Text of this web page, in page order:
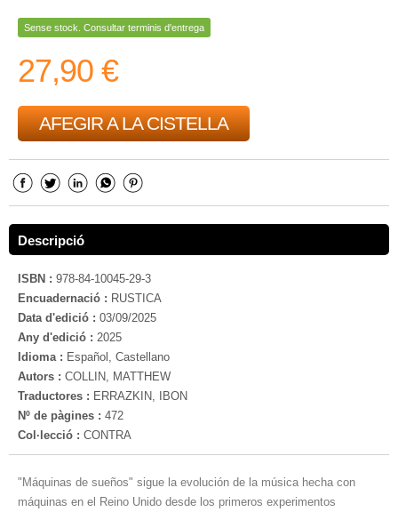
Sense stock. Consultar terminis d'entrega
27,90 €
AFEGIR A LA CISTELLA
Descripció
ISBN : 978-84-10045-29-3
Encuadernació : RUSTICA
Data d'edició : 03/09/2025
Any d'edició : 2025
Idioma : Español, Castellano
Autors : COLLIN, MATTHEW
Traductores : ERRAZKIN, IBON
Nº de pàgines : 472
Col·lecció : CONTRA
"Máquinas de sueños" sigue la evolución de la música hecha con
máquinas en el Reino Unido desde los primeros experimentos